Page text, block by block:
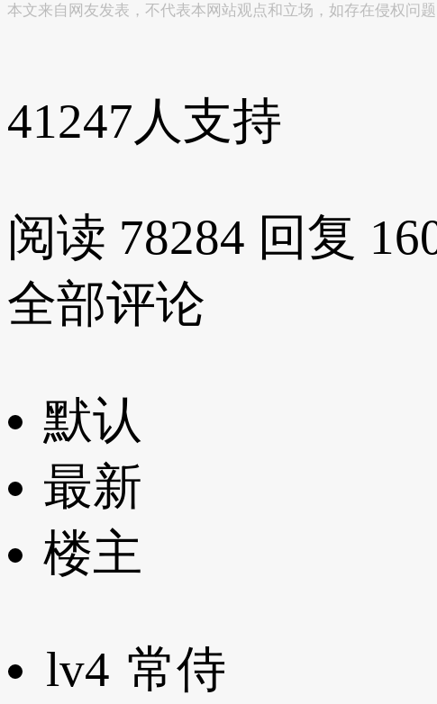
本文来自网友发表，不代表本网站观点和立场，如存在侵权问
41247人支持
阅读 78284 回复
全部评论
默认
最新
楼主
lv4 常侍